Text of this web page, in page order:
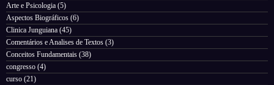
Arte e Psicologia (5)
Aspectos Biográficos (6)
Clinica Junguiana (45)
Comentários e Analises de Textos (3)
Conceitos Fundamentais (38)
congresso (4)
curso (21)